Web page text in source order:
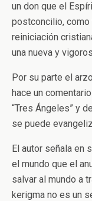
un don que el
postconcilio, como
reiniciación
una nueva y
Por su parte el
hace un
“Tres Ángeles” y
se puede
El autor señala en
el mundo que el
salvar al mundo a
kerigma no es un